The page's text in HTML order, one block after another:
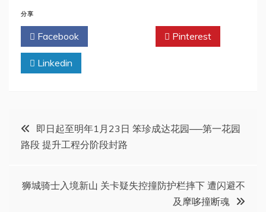
分享
Facebook Pinterest
Linkedin
文
章
导
即日起至明年1月23日 笨珍成达花园──第一花园
路段 提升工程分阶段封路
狮城骑士入境新山 关卡疑失控撞防护栏摔下 遭闪避不
及摩哆撞断魂